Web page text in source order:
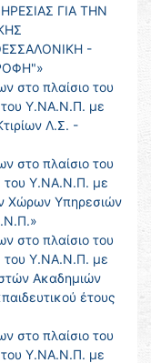
ΓΙΑ ΤΗΝ
-
στο πλαίσιο του
Υ.ΝΑ.Ν.Π. με
Λ.Σ. -
στο πλαίσιο του
του Υ.ΝΑ.Ν.Π. με
Χώρων Υπηρεσιών
στο πλαίσιο του
του Υ.ΝΑ.Ν.Π. με
Ακαδημιών
έτους
στο πλαίσιο του
Υ.ΝΑ.Ν.Π. με